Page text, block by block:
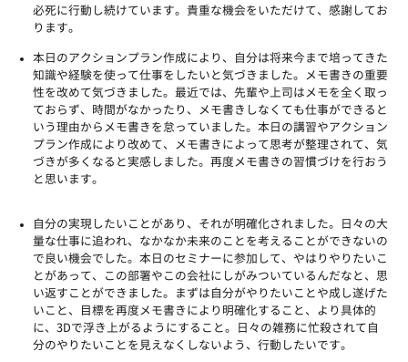
必死に行動し続けています。貴重な機会をいただけて、感謝してお
ります。
本日のアクションプラン作成により、自分は将来今まで培ってきた
知識や経験を使って仕事をしたいと気づきました。メモ書きの重要
性を改めて気づきました。最近では、先輩や上司はメモを全く取っ
ておらず、時間がなかったり、メモ書きしなくても仕事ができると
いう理由からメモ書きを怠っていました。本日の講習やアクション
プラン作成により改めて、メモ書きによって思考が整理されて、気
づきが多くなると実感しました。再度メモ書きの習慣づけを行おう
と思います。
自分の実現したいことがあり、それが明確化されました。日々の大
量な仕事に追われ、なかなか未来のことを考えることができないの
で良い機会でした。本日のセミナーに参加して、やはりやりたいこ
とがあって、この部署やこの会社にしがみついているんだなと、思
い返すことができました。まずは自分がやりたいことや成し遂げた
いこと、目標を再度メモ書きにより明確化すること、より具体的
に、3Dで浮き上がるようにすること。日々の雑務に忙殺されて自
分のやりたいことを見えなくしないよう、行動したいです。